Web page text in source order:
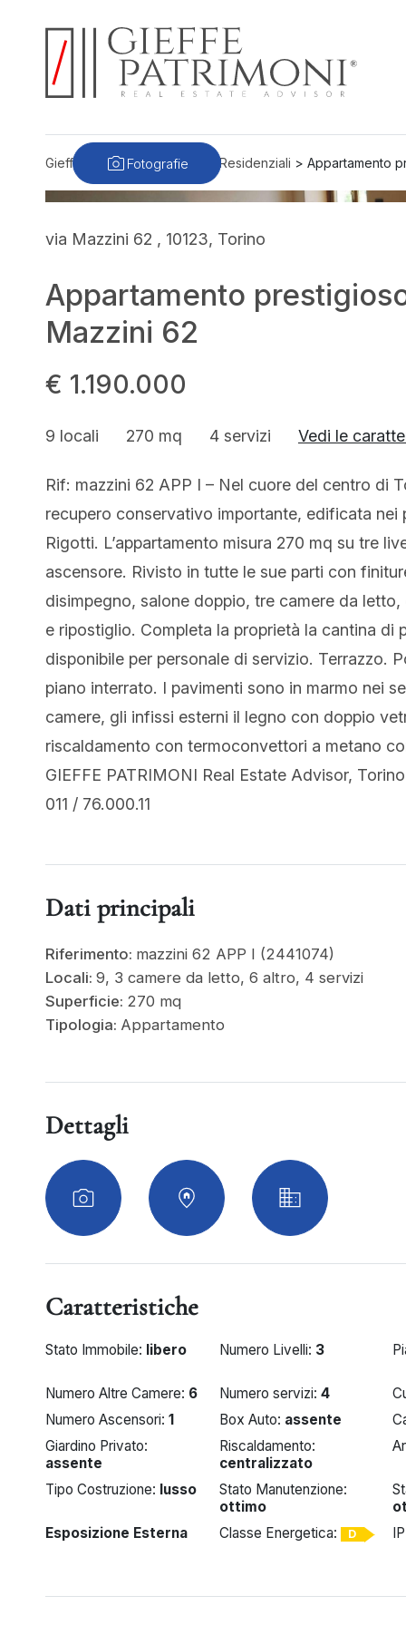
Gieffe Patrimoni>Immobili Residenziali > Appartamento
Fotografie
via Mazzini 62 , 10123, Torino
Appartamento
Mazzini 62
€ 1.190.000
9 locali 270 mq 4 servizi Vedi le
Rif: mazzini 62 APP I – Nel cuore del centro di
recupero conservativo importante, edificata nei
Rigotti. L’appartamento misura 270 mq su tre
ascensore. Rivisto in tutte le sue parti con
disimpegno, salone doppio, tre camere da
e ripostiglio. Completa la proprietà la cantina di
disponibile per personale di servizio. Terrazzo.
piano interrato. I pavimenti sono in marmo nei
camere, gli infissi esterni il legno con doppio
riscaldamento con termoconvettori a metano
GIEFFE PATRIMONI Real Estate Advisor,
011 / 76.000.11
Dati principali
Riferimento: mazzini 62 APP I (2441074)
Locali: 9, 3 camere da letto, 6 altro, 4 servizi
Superficie: 270 mq
Tipologia: Appartamento
Dettagli
Caratteristiche
Stato Immobile: libero Numero Livelli: 3
Numero Altre Camere: 6 Numero servizi: 4
Numero Ascensori: 1 Box Auto: assente
Giardino Privato:
assente
Riscaldamento:
centralizzato
Tipo Costruzione: lusso
Stato Manutenzione:
ottimo
Esposizione Esterna Classe Energetica: D